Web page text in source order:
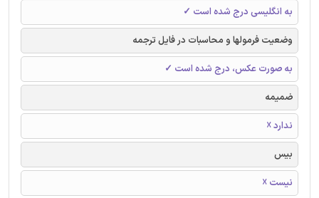
به انگلیسی درج شده است ✓
وضعیت فرمولها و محاسبات در فایل ترجمه
به صورت عکس، درج شده است ✓
ضمیمه
ندارد ☓
بیس
نیست ☓